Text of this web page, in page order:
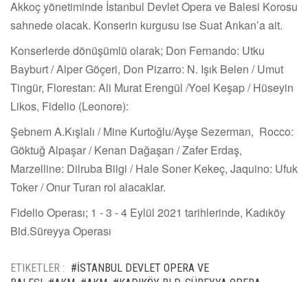
Akkoç yönetiminde İstanbul Devlet Opera ve Balesi Korosu
sahnede olacak. Konserin kurgusu ise Suat Arıkan’a ait.
Konserlerde dönüşümlü olarak; Don Fernando: Utku
Bayburt / Alper Göçeri, Don Pizarro: N. Işık Belen / Umut
Tingür, Florestan: Ali Murat Erengül /Yoel Keşap / Hüseyin
Likos, Fidelio (Leonore):
Şebnem A.Kışlalı / Mine Kurtoğlu/Ayşe Sezerman, Rocco:
Göktuğ Alpaşar / Kenan Dağaşan / Zafer Erdaş,
Marzelline: Dilruba Bilgi / Hale Soner Kekeç, Jaquino: Ufuk
Toker / Onur Turan rol alacaklar.
Fidelio Operası; 1 - 3 - 4 Eylül 2021 tarihlerinde, Kadıköy
Bld.Süreyya Operası
ETIKETLER : #İSTANBUL DEVLET OPERA VE